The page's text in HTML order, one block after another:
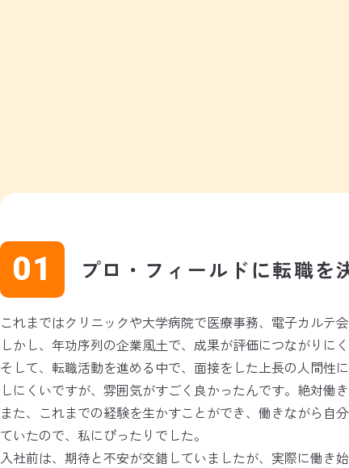
プロ・フィールドに転職を
これまではクリニックや大学病院で医療事務、電子カルテ
しかし、年功序列の企業風土で、成果が評価につながりに
そして、転職活動を進める中で、面接をした上長の人間性
しにくいですが、雰囲気がすごく良かったんです。絶対働
また、これまでの経験を生かすことができ、働きながら自
ていたので、私にぴったりでした。
入社前は、期待と不安が交錯していましたが、実際に働き